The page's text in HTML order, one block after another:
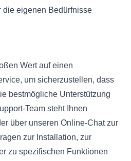
die eigenen Bedürfnisse
Wert auf einen
um sicherzustellen, dass
bestmögliche Unterstützung
Team steht Ihnen
über unseren Online-Chat zur
zur Installation, zur
zu spezifischen Funktionen